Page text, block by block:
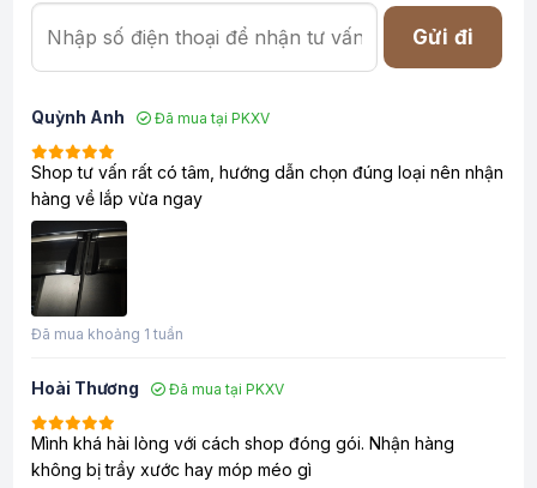
Gửi đi
Quỳnh Anh Đã mua tại PKXV
Shop tư vấn rất có tâm, hướng dẫn chọn đúng loại nên nhận
hàng về lắp vừa ngay
Đã mua khoảng 1 tuần
Hoài Thương Đã mua tại PKXV
Mình khá hài lòng với cách shop đóng gói. Nhận hàng
không bị trầy xước hay móp méo gì